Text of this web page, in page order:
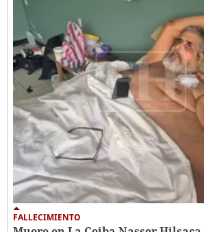
FALLECIMIENTO